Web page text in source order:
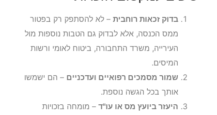
בדוק זכאות רוחבית – לא להסתפק רק בפטור
ממס הכנסה, אלא לבדוק גם הטבות נוספות מול
העירייה, משרד התחבורה, ביטוח לאומי ורשות
המיסים.
שמור מסמכים רפואיים ועדכניים – הם ישמשו
אותך בכל הגשה נוספת.
היעזר ביועץ מס או עו"ד – מומחה בזכויות